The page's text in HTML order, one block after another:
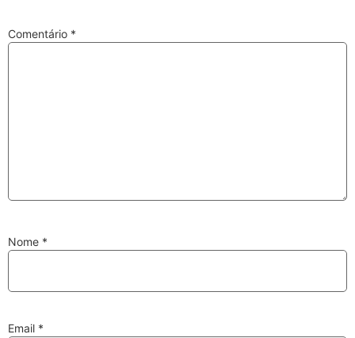
Comentário *
Nome *
Email *
Encontre o pneu correto para a sua